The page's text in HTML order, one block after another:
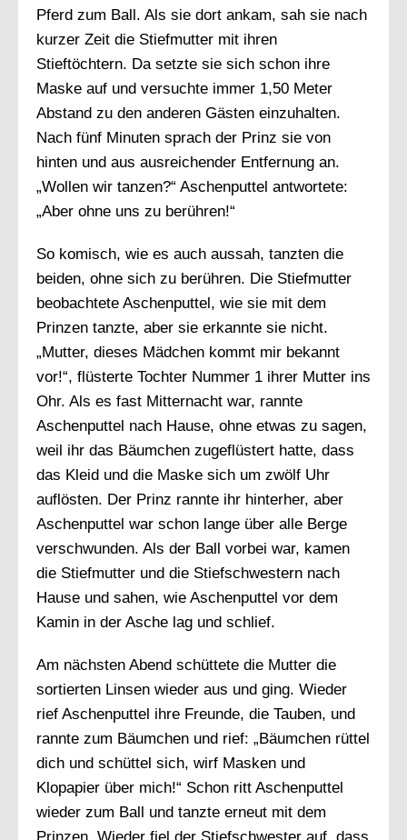
Pferd zum Ball. Als sie dort ankam, sah sie nach
kurzer Zeit die Stiefmutter mit ihren
Stieftöchtern. Da setzte sie sich schon ihre
Maske auf und versuchte immer 1,50 Meter
Abstand zu den anderen Gästen einzuhalten.
Nach fünf Minuten sprach der Prinz sie von
hinten und aus ausreichender Entfernung an.
„Wollen wir tanzen?“ Aschenputtel antwortete:
„Aber ohne uns zu berühren!“
So komisch, wie es auch aussah, tanzten die
beiden, ohne sich zu berühren. Die Stiefmutter
beobachtete Aschenputtel, wie sie mit dem
Prinzen tanzte, aber sie erkannte sie nicht.
„Mutter, dieses Mädchen kommt mir bekannt
vor!“, flüsterte Tochter Nummer 1 ihrer Mutter ins
Ohr. Als es fast Mitternacht war, rannte
Aschenputtel nach Hause, ohne etwas zu sagen,
weil ihr das Bäumchen zugeflüstert hatte, dass
das Kleid und die Maske sich um zwölf Uhr
auflösten. Der Prinz rannte ihr hinterher, aber
Aschenputtel war schon lange über alle Berge
verschwunden. Als der Ball vorbei war, kamen
die Stiefmutter und die Stiefschwestern nach
Hause und sahen, wie Aschenputtel vor dem
Kamin in der Asche lag und schlief.
Am nächsten Abend schüttete die Mutter die
sortierten Linsen wieder aus und ging. Wieder
rief Aschenputtel ihre Freunde, die Tauben, und
rannte zum Bäumchen und rief: „Bäumchen rüttel
dich und schüttel sich, wirf Masken und
Klopapier über mich!“ Schon ritt Aschenputtel
wieder zum Ball und tanzte erneut mit dem
Prinzen. Wieder fiel der Stiefschwester auf, dass